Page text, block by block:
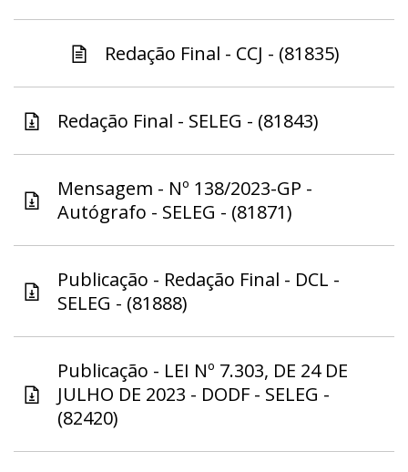
Redação Final - CCJ - (81835)
Redação Final - SELEG - (81843)
Mensagem - Nº 138/2023-GP -
Autógrafo - SELEG - (81871)
Publicação - Redação Final - DCL -
SELEG - (81888)
Publicação - LEI Nº 7.303, DE 24 DE
JULHO DE 2023 - DODF - SELEG -
(82420)